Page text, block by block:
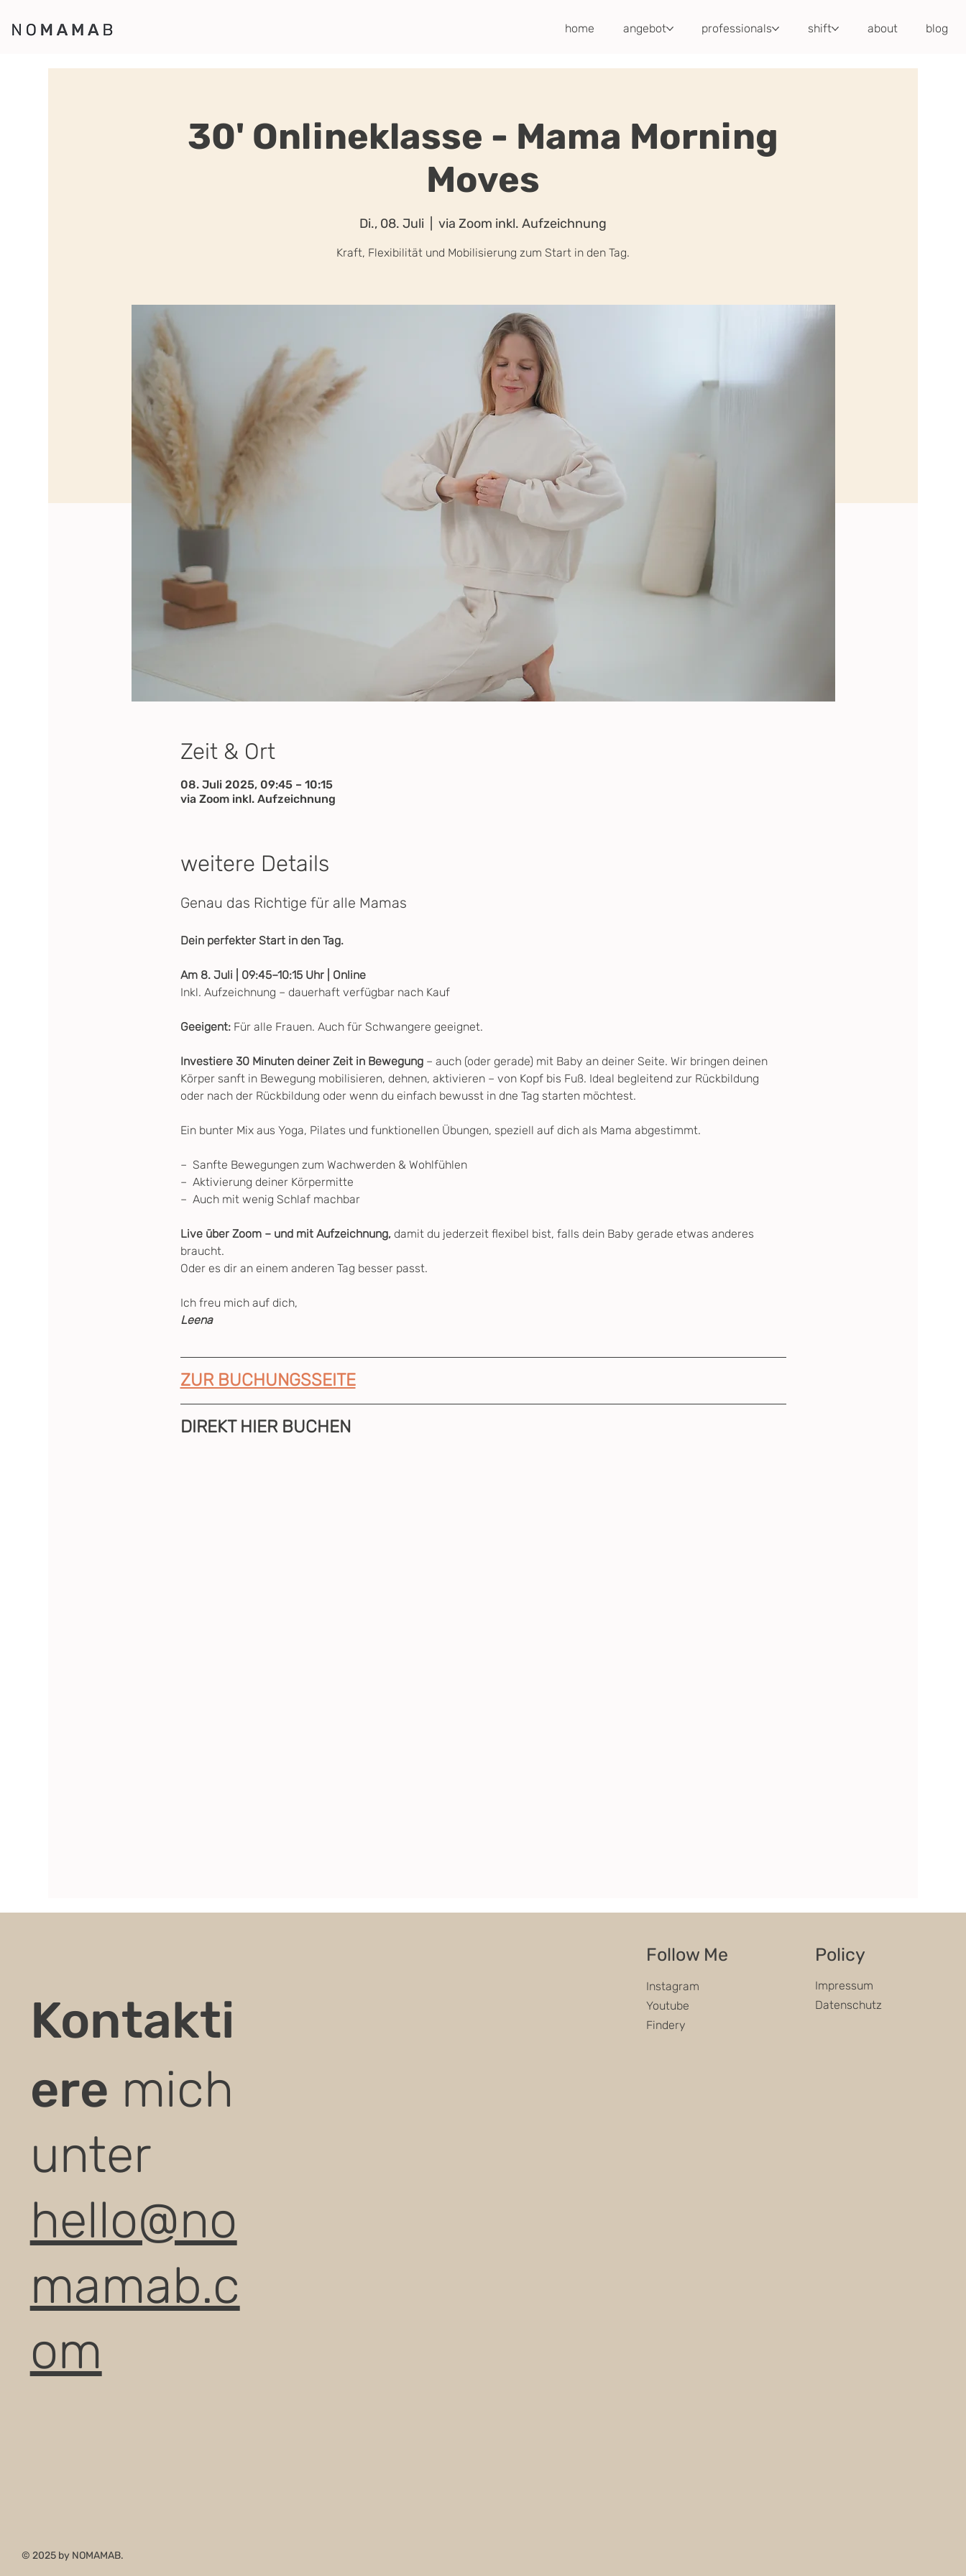
home angebot professionals shift about blog
30' Onlineklasse - Mama Morning
Moves
Di., 08. Juli via Zoom inkl. Aufzeichnung
Kraft, Flexibilität und Mobilisierung zum Start in den Tag.
Zeit & Ort
08. Juli 2025, 09:45 – 10:15
via Zoom inkl. Aufzeichnung
weitere Details
Genau das Richtige für alle Mamas
Dein perfekter Start in den Tag.
Am 8. Juli | 09:45–10:15 Uhr | Online
Inkl. Aufzeichnung – dauerhaft verfügbar nach Kauf
Geeigent: Für alle Frauen. Auch für Schwangere geeignet.
Investiere 30 Minuten deiner Zeit in Bewegung – auch (oder gerade) mit Baby an deiner Seite. Wir bringen deinen
Körper sanft in Bewegung mobilisieren, dehnen, aktivieren – von Kopf bis Fuß. Ideal begleitend zur Rückbildung
oder nach der Rückbildung oder wenn du einfach bewusst in dne Tag starten möchtest.
Ein bunter Mix aus Yoga, Pilates und funktionellen Übungen, speziell auf dich als Mama abgestimmt.
–  Sanfte Bewegungen zum Wachwerden & Wohlfühlen
–  Aktivierung deiner Körpermitte
–  Auch mit wenig Schlaf machbar
Live über Zoom – und mit Aufzeichnung, damit du jederzeit flexibel bist, falls dein Baby gerade etwas anderes
braucht.
Oder es dir an einem anderen Tag besser passt.
Ich freu mich auf dich,
Leena
ZUR BUCHUNGSSEITE
DIREKT HIER BUCHEN
© 2025 by NOMAMAB.
Kontakti
ere mich
unter
hello@no
mamab.c
om
Follow Me
Instagram
Youtube
Findery
Policy
Impressum
Datenschutz